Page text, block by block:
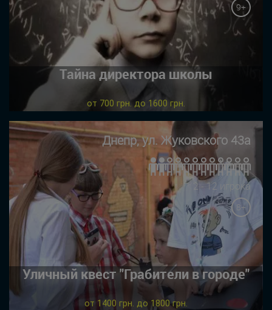
9+
Тайна директора школы
от 700 грн. до 1600 грн.
Днепр, ул. Жуковского 43а
2 - 12 игрока
8+
Уличный квест "Грабители в городе"
от 1400 грн. до 1800 грн.